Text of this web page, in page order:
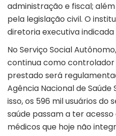
administração e fiscal;
pela legislação civil. O
diretoria executiva
No Serviço Social
continua como controlador
prestado será
Agência Nacional de
isso, os 596 mil usuários do
saúde passam a ter
médicos que hoje não